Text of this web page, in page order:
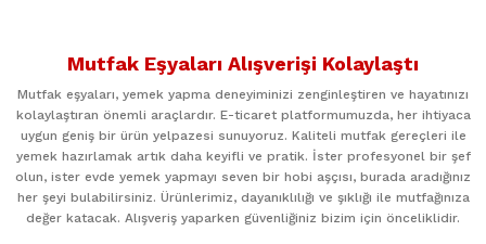
kullanarak tarafımıza iletebilirsiniz.
Ürün resmi kalitesiz, bozuk veya görüntülenemiyor.
Ürün açıklamasında eksik bilgiler bulunuyor.
Ürün bilgilerinde hatalar bulunuyor.
Ürün fiyatı diğer sitelerden daha pahalı.
Mutfak Eşyaları Alışverişi Kolaylaştı
Mutfak eşyaları, yemek yapma deneyiminizi zenginleştiren ve hayatınızı
kolaylaştıran önemli araçlardır. E-ticaret platformumuzda, her ihtiyaca
uygun geniş bir ürün yelpazesi sunuyoruz. Kaliteli mutfak gereçleri ile
yemek hazırlamak artık daha keyifli ve pratik. İster profesyonel bir şef
olun, ister evde yemek yapmayı seven bir hobi aşçısı, burada aradığınız
her şeyi bulabilirsiniz. Ürünlerimiz, dayanıklılığı ve şıklığı ile mutfağınıza
değer katacak. Alışveriş yaparken güvenliğiniz bizim için önceliklidir.